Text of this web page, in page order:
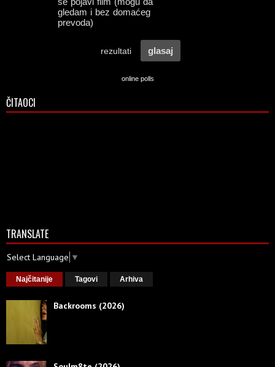
online polls
ČITAOCI
TRANSLATE
Select Language ▼
Najčitanije Tagovi Arhiva
Backrooms (2026)